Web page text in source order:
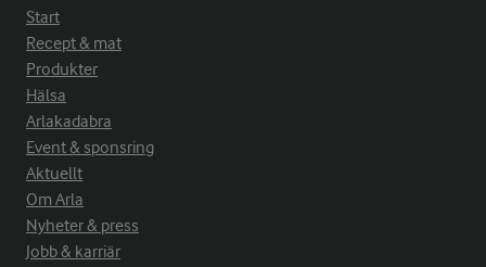
Start
Recept & mat
Produkter
Hälsa
Arlakadabra
Event & sponsring
Aktuellt
Om Arla
Nyheter & press
Jobb & karriär